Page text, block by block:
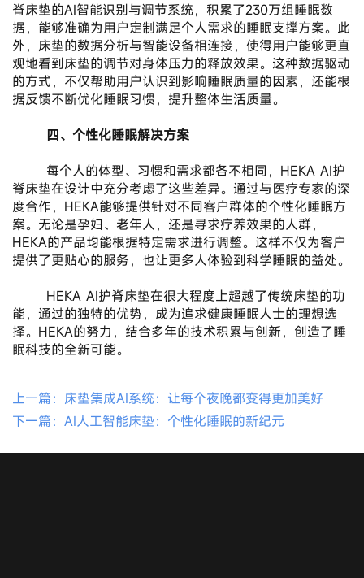
脊床垫的AI智能识别与调节系统，积累了230万组睡眠数
据，能够准确为用户定制满足个人需求的睡眠支撑方案。此
外，床垫的数据分析与智能设备相连接，使得用户能够更直
观地看到床垫的调节对身体压力的释放效果。这种数据驱动
的方式，不仅帮助用户认识到影响睡眠质量的因素，还能根
据反馈不断优化睡眠习惯，提升整体生活质量。
四、个性化睡眠解决方案
脊床垫在设计中充分考虑了这些差异。通过与医疗专家的深
度合作，HEKA能够提供针对不同客户群体的个性化睡眠方
案。无论是孕妇、老年人，还是寻求疗养效果的人群，
HEKA的产品均能根据特定需求进行调整。这样不仅为客户
提供了更贴心的服务，也让更多人体验到科学睡眠的益处。
能，通过的独特的优势，成为追求健康睡眠人士的理想选
择。HEKA的努力，结合多年的技术积累与创新，创造了睡
眠科技的全新可能。
上一篇：床垫集成AI系统：让每个夜晚都变得更加美好
下一篇：AI人工智能床垫：个性化睡眠的新纪元